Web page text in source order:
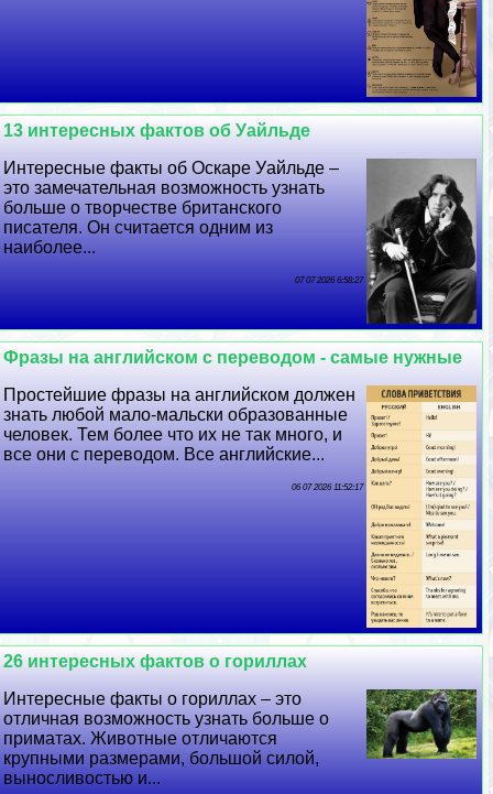
13 интересных фактов об Уайльде
Интересные факты об Оскаре Уайльде –
это замечательная возможность узнать
больше о творчестве британского
писателя. Он считается одним из
наиболее...
07 07 2026 6:58:27
Фразы на английском с переводом - самые нужные
Простейшие фразы на английском должен
знать любой мало-мальски образованные
человек. Тем более что их не так много, и
все они с переводом. Все английские...
06 07 2026 11:52:17
26 интересных фактов о гориллах
Интересные факты о гориллах – это
отличная возможность узнать больше о
приматах. Животные отличаются
крупными размерами, большой силой,
выносливостью и...